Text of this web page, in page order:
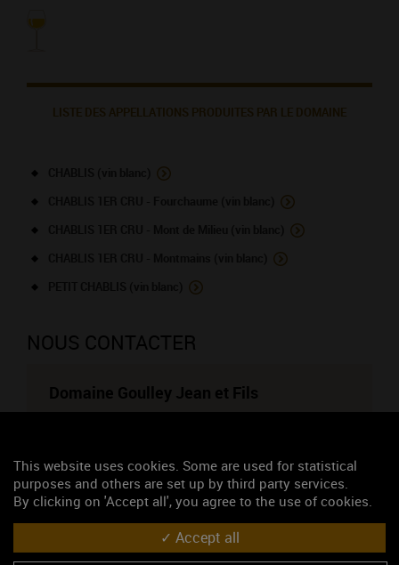
LISTE DES APPELLATIONS PRODUITES PAR LE DOMAINE
NOUS CONTACTER
Domaine Goulley Jean et Fils
Viticulteur
Madame Goulley Maud
03 86 42 40 85
03 86 42 81 06
https://www.chablisbio.com
This website uses cookies. Some are used for statistical
purposes and others are set up by third party services.
By clicking on 'Accept all', you agree to the use of cookies.
Accept all